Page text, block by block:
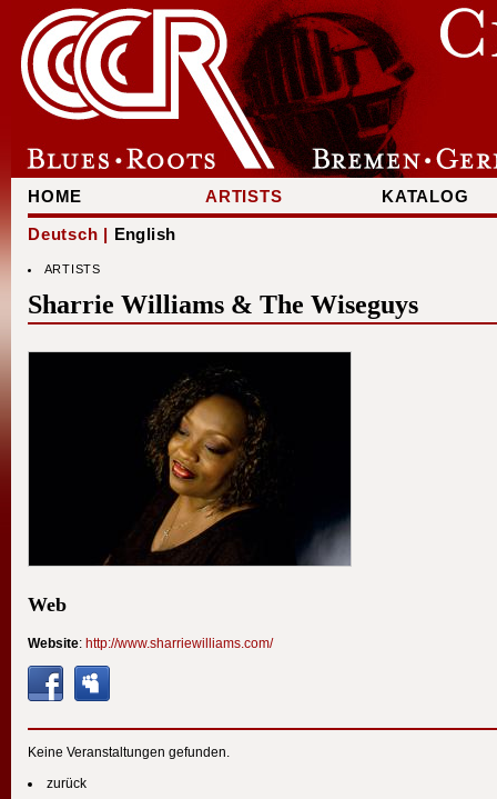
HOME ARTISTS
KATALOG
Deutsch | English
ARTISTS
Sharrie Williams & The Wiseguys
Web
Website: http://www.sharriewilliams.com/
Keine Veranstaltungen gefunden.
zurück